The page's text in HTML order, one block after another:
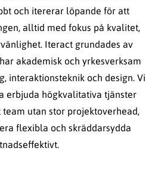
och itererar löpande för att
alltid med fokus på kvalitet,
Iteract grundades av
akademisk och yrkesverksam
interaktionsteknik och design. Vi
erbjuda högkvalitativa tjänster
utan stor projektoverhead,
flexibla och skräddarsydda